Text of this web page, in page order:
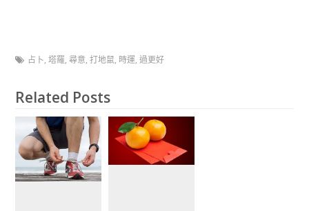
占卜, 塔羅, 尋意, 打地鼠, 時運, 過更好
Related Posts